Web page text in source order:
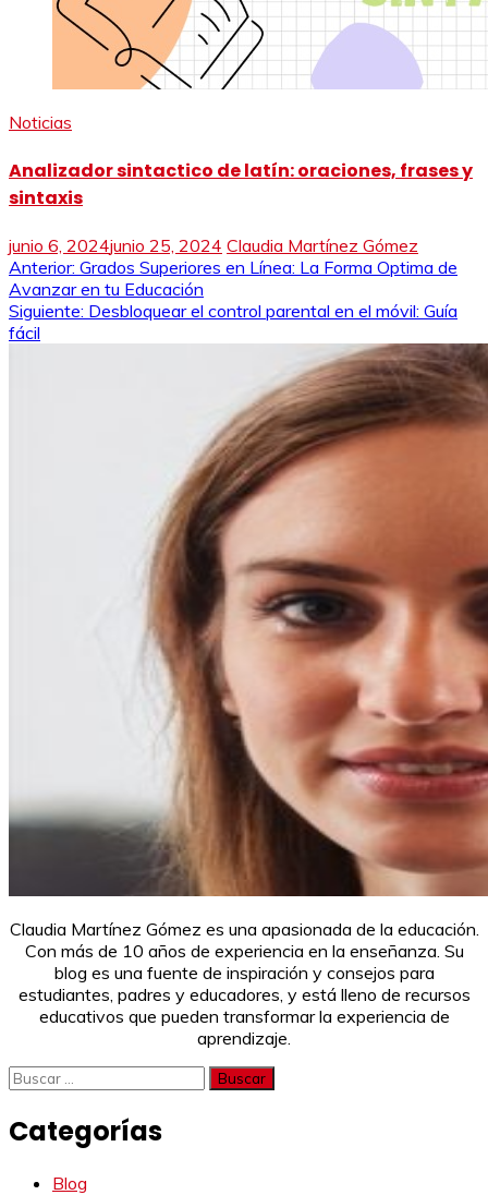
Noticias
Analizador sintactico de latín: oraciones, frases y
sintaxis
junio 6, 2024junio 25, 2024 Claudia Martínez Gómez
Navegación
de
entradas
Anterior: Grados Superiores en Línea: La Forma Optima de
Avanzar en tu Educación
Siguiente: Desbloquear el control parental en el móvil: Guía
fácil
Claudia Martínez Gómez es una apasionada de la educación.
Con más de 10 años de experiencia en la enseñanza. Su
blog es una fuente de inspiración y consejos para
estudiantes, padres y educadores, y está lleno de recursos
educativos que pueden transformar la experiencia de
aprendizaje.
Buscar:
Categorías
Blog